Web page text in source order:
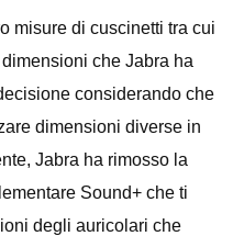
misure di cuscinetti tra cui
che Jabra ha
considerando che
dimensioni diverse in
Jabra ha rimosso la
Sound+ che ti
degli auricolari che